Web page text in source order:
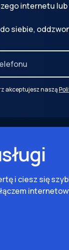
internetu
siebie,
akceptujesz naszą
i ciesz się